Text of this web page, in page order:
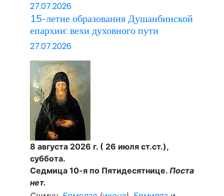
27.07.2026
15-летие образования Душанбинской
епархии: вехи духовного пути
27.07.2026
8 августа 2026 г. ( 26 июля ст.ст.),
суббота.
Седмица 10-я по Пятидесятнице. Поста
нет.